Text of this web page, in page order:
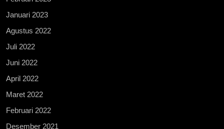
Januari 2023
Agustus 2022
Juli 2022
Juni 2022
April 2022
Maret 2022
Februari 2022
Desember 2021